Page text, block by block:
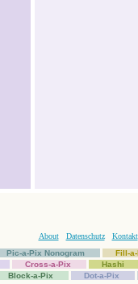
About Datenschutz
Kontakt
Pic-a-Pix Nonogram
Fill-
Cross-a-Pix
Hashi
Block-a-Pix Dot-a-Pix